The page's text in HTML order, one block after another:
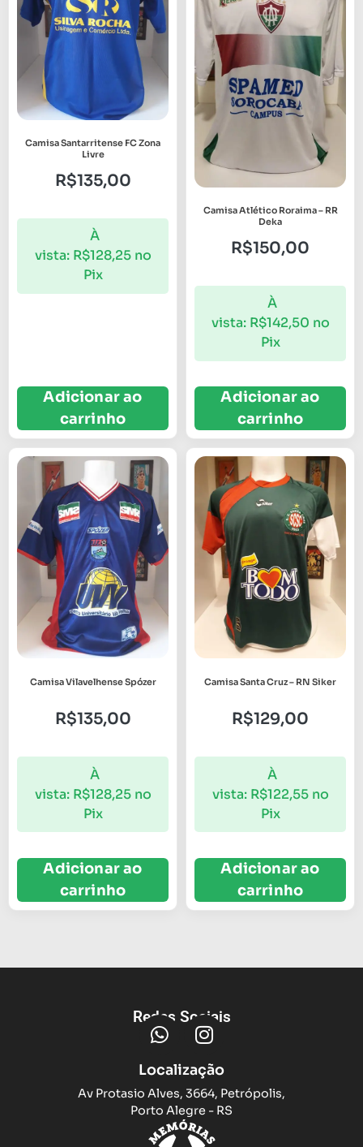
Camisa Santarritense FC Zona
Livre
R$135,00
À
vista: R$128,25 no
Pix
Adicionar ao
carrinho
Camisa Atlético Roraima – RR
Deka
R$150,00
À
vista: R$142,50 no
Pix
Adicionar ao
carrinho
Camisa Vilavelhense Spózer
R$135,00
À
vista: R$128,25 no
Pix
Adicionar ao
carrinho
Camisa Santa Cruz – RN Siker
R$129,00
À
vista: R$122,55 no
Pix
Adicionar ao
carrinho
Redes Sociais
Localização
Av Protasio Alves, 3664, Petrópolis,
Porto Alegre - RS